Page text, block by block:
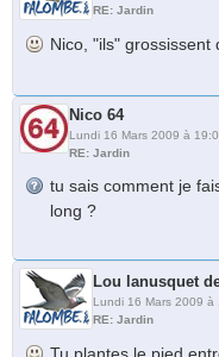
RE: Jardin
Nico, "ils" grossissent
Nico 64
Lundi 16 Mars 2009 à
RE: Jardin
tu sais comment je
long ?
Lou lanusquet
Lundi 16 Mars 2009 à
RE: Jardin